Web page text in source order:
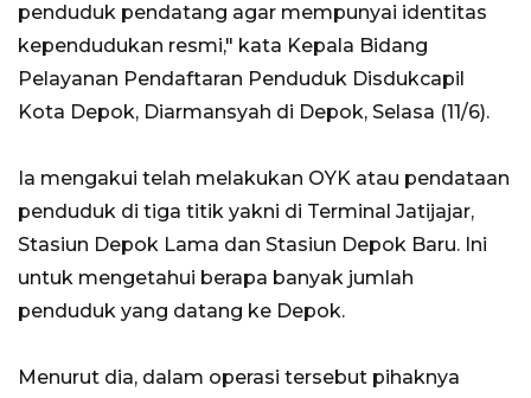
penduduk pendatang agar mempunyai identitas
kependudukan resmi," kata Kepala Bidang
Pelayanan Pendaftaran Penduduk Disdukcapil
Kota Depok, Diarmansyah di Depok, Selasa (11/6).
Ia mengakui telah melakukan OYK atau pendataan
penduduk di tiga titik yakni di Terminal Jatijajar,
Stasiun Depok Lama dan Stasiun Depok Baru. Ini
untuk mengetahui berapa banyak jumlah
penduduk yang datang ke Depok.
Menurut dia, dalam operasi tersebut pihaknya